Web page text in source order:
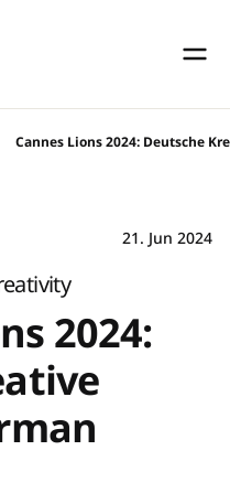
Cannes Lions 2024: Deutsche
21. Jun 2024
2024: